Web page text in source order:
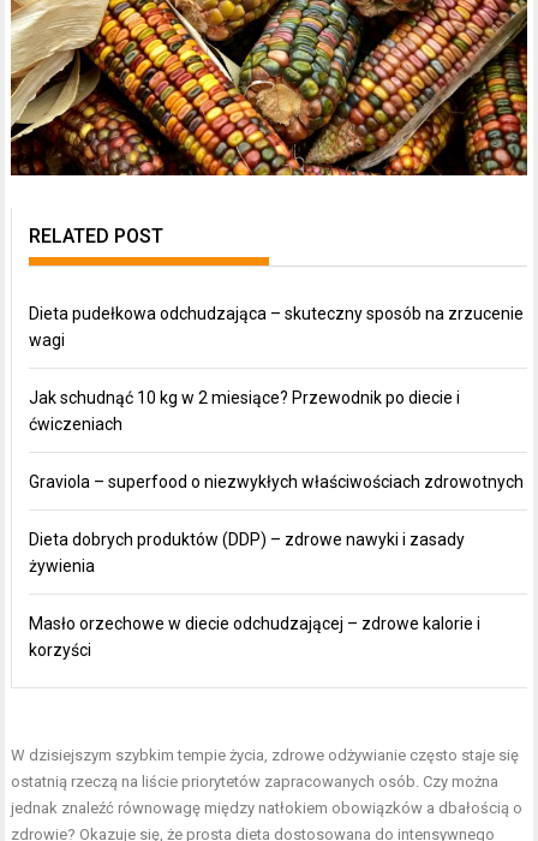
RELATED POST
Dieta pudełkowa odchudzająca – skuteczny sposób na zrzucenie
wagi
Jak schudnąć 10 kg w 2 miesiące? Przewodnik po diecie i
ćwiczeniach
Graviola – superfood o niezwykłych właściwościach zdrowotnych
Dieta dobrych produktów (DDP) – zdrowe nawyki i zasady
żywienia
Masło orzechowe w diecie odchudzającej – zdrowe kalorie i
korzyści
W dzisiejszym szybkim tempie życia, zdrowe odżywianie często staje się
ostatnią rzeczą na liście priorytetów zapracowanych osób. Czy można
jednak znaleźć równowagę między natłokiem obowiązków a dbałością o
zdrowie? Okazuje się, że prosta dieta dostosowana do intensywnego